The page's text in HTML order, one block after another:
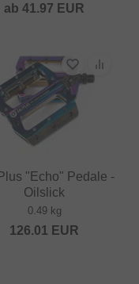
ab 41.97 EUR
"Echo" Pedale -
Oilslick
0.49 kg
126.01 EUR